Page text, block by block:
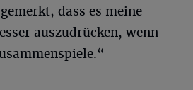
dass es meine
auszudrücken, wenn